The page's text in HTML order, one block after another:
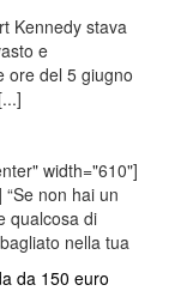
Kennedy stava
e
ore del 5 giugno
width="610"]
non hai un
qualcosa di
nella tua
da 150 euro